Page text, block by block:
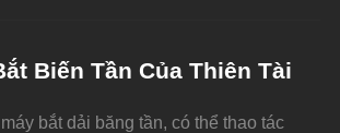
Biến Tần Của Thiên Tài
bắt dải băng tần, có thể thao tác